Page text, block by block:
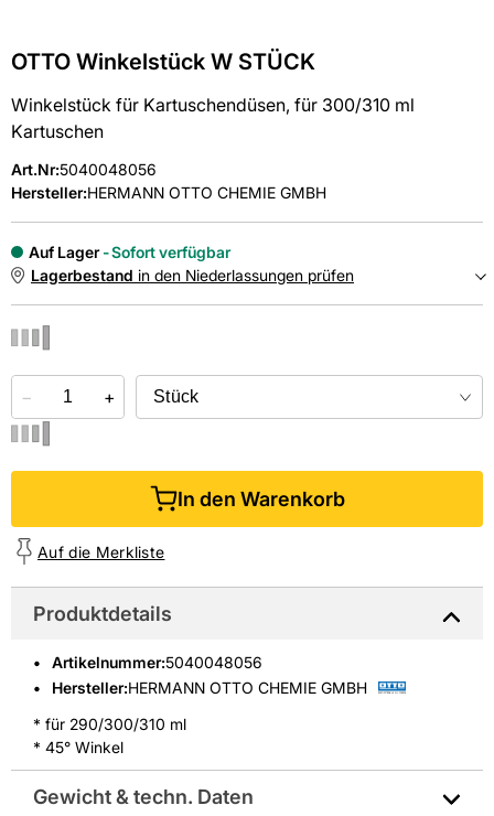
OTTO Winkelstück W STÜCK
Winkelstück für Kartuschendüsen, für 300/310 ml
Kartuschen
Art.Nr:5040048056
Hersteller:HERMANN OTTO CHEMIE GMBH
Auf Lager
Sofort verfügbar
Lagerbestand in den Niederlassungen prüfen
Online kaufen &kostenlos
− +
In den Warenkorb
Auf die Merkliste
Produktdetails
Artikelnummer:5040048056
Hersteller:HERMANN OTTO CHEMIE GMBH
* für 290/300/310 ml
* 45° Winkel
Gewicht & techn. Daten